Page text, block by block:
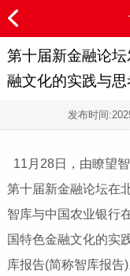
第十届新金融论
融文化的实践与
发布时间:
11月28日，由瞭望
第十届新金融论坛在
智库与中国农业银行
国特色金融文化的
库报告(简称智库报告)